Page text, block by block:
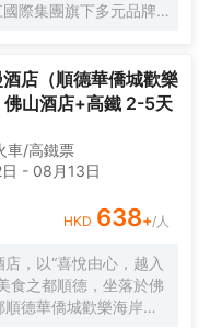
際集團旗下多元品牌
），處於同心薈商業廣
院區；大型步行街嶺南
場均可步行可達。酒
可達；距離佛山西高
同賓客提供了行政樓層
傢俱、MAXHUB等應
悉·空間，旨在為商旅
類豪華房間，所有房
酒店一應配套齊全，擁
供免費停車。100平米
心的設置自助洗衣房，
酒店（順德華僑城歡樂
山酒店+高鐵 2-5天
車/高鐵票
- 08月13日
HKD 638+/人
，以“喜悅由心，越入
食之都順德，坐落於佛
德華僑城歡樂海岸